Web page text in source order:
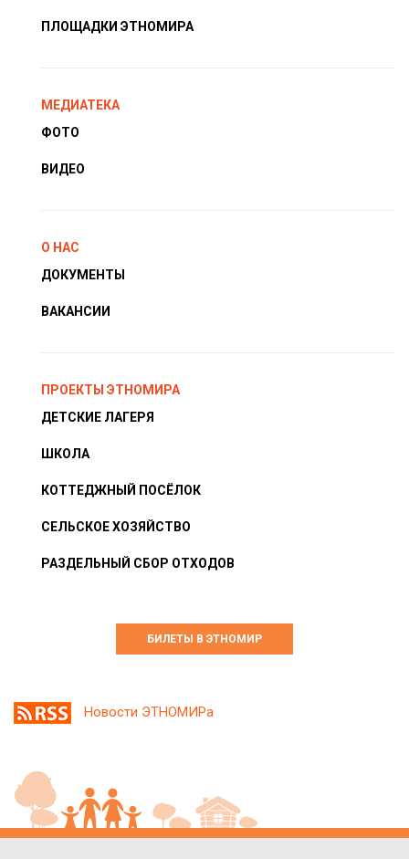
ПЛОЩАДКИ ЭТНОМИРА
МЕДИАТЕКА
ФОТО
ВИДЕО
О НАС
ДОКУМЕНТЫ
ВАКАНСИИ
ПРОЕКТЫ ЭТНОМИРА
ДЕТСКИЕ ЛАГЕРЯ
ШКОЛА
КОТТЕДЖНЫЙ ПОСЁЛОК
СЕЛЬСКОЕ ХОЗЯЙСТВО
РАЗДЕЛЬНЫЙ СБОР ОТХОДОВ
БИЛЕТЫ В ЭТНОМИР
Новости ЭТНОМИРа